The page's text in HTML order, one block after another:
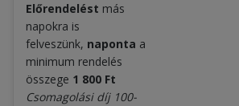
Előrendelést más
napokra is
felveszünk, naponta a
minimum rendelés
összege 1 800 Ft
Csomagolási díj 100-